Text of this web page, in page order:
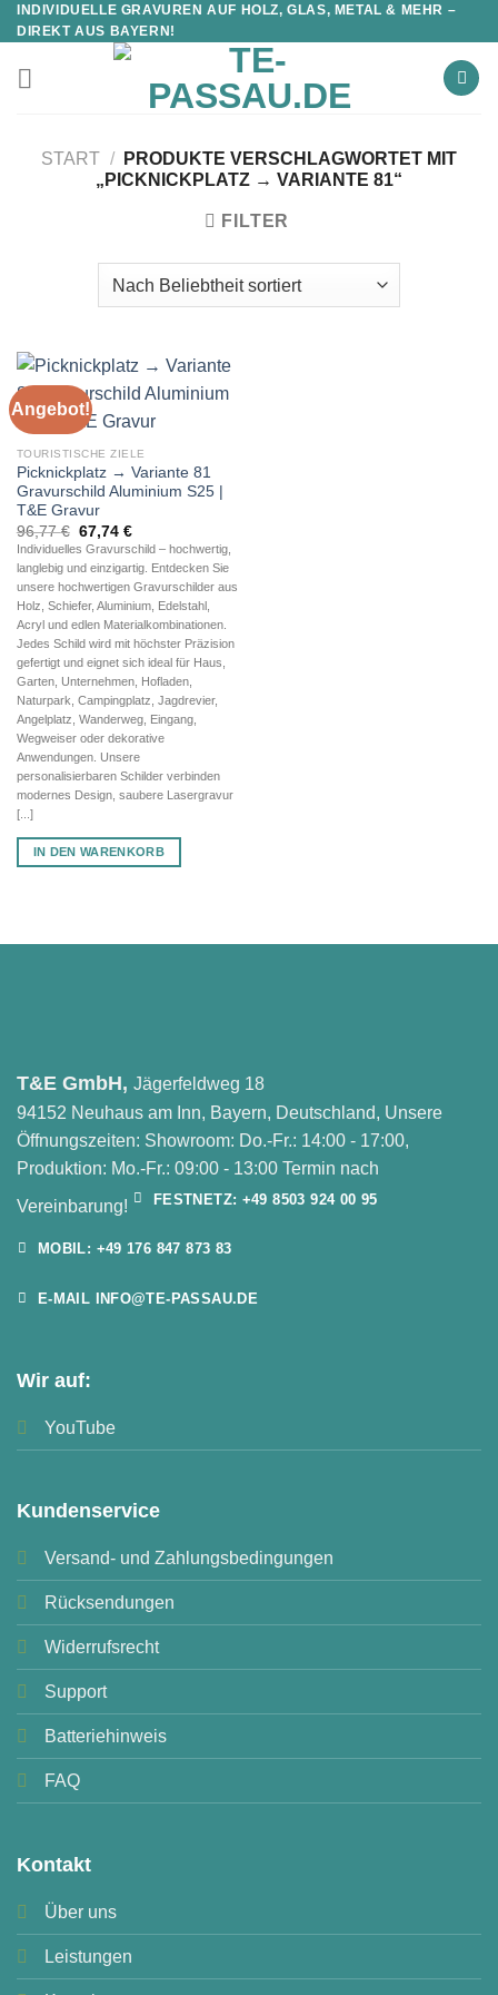
INDIVIDUELLE GRAVUREN AUF HOLZ, GLAS, METAL & MEHR –
DIREKT AUS BAYERN!
START /
PRODUKTE VERSCHLAGWORTET MIT
„PICKNICKPLATZ → VARIANTE 81“
FILTER
Angebot!
TOURISTISCHE ZIELE
Picknickplatz → Variante 81
Gravurschild Aluminium S25 |
T&E Gravur
96,77€ Ursprünglicher
Preis
war:
96,77 €
67,74 €Aktueller
Preis
ist:
67,74 €.
Individuelles Gravurschild – hochwertig,
langlebig und einzigartig. Entdecken Sie
unsere hochwertigen Gravurschilder aus
Holz, Schiefer, Aluminium, Edelstahl,
Acryl und edlen Materialkombinationen.
Jedes Schild wird mit höchster Präzision
gefertigt und eignet sich ideal für Haus,
Garten, Unternehmen, Hofladen,
Naturpark, Campingplatz, Jagdrevier,
Angelplatz, Wanderweg, Eingang,
Wegweiser oder dekorative
Anwendungen. Unsere
personalisierbaren Schilder verbinden
modernes Design, saubere Lasergravur
[...]
IN DEN WARENKORB
T&E GmbH, Jägerfeldweg 18
94152 Neuhaus am Inn, Bayern, Deutschland, Unsere
Öffnungszeiten: Showroom: Do.-Fr.: 14:00 - 17:00,
Produktion: Mo.-Fr.: 09:00 - 13:00 Termin nach
Vereinbarung!
FESTNETZ: +49 8503 924 00 95
MOBIL: +49 176 847 873 83
E-MAIL INFO@TE-PASSAU.DE
Wir auf:
YouTube
Kundenservice
Versand- und Zahlungsbedingungen
Rücksendungen
Widerrufsrecht
Support
Batteriehinweis
FAQ
Kontakt
Über uns
Leistungen